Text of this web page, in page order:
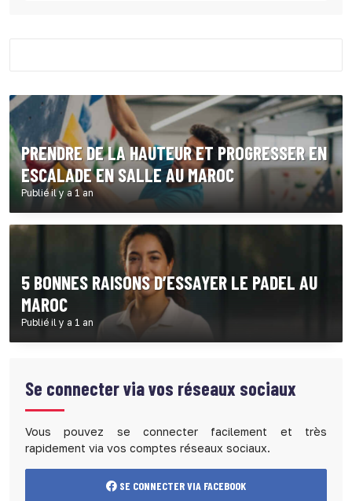
PRENDRE DE LA HAUTEUR ET PROGRESSER EN
ESCALADE EN SALLE AU MAROC
Publié il y a 1 an
5 BONNES RAISONS D’ESSAYER LE PADEL AU
MAROC
Publié il y a 1 an
Se connecter via vos réseaux sociaux
Vous pouvez se connecter facilement et très
rapidement via vos comptes réseaux sociaux.
SE CONNECTER VIA FACEBOOK